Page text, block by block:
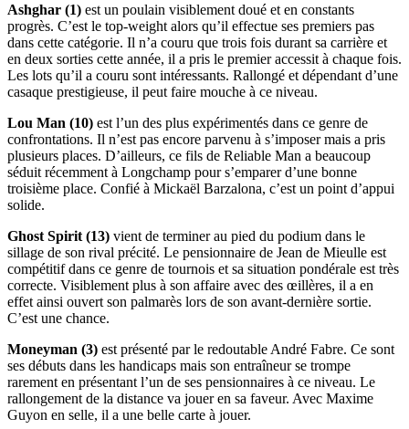
Ashghar (1) est un poulain visiblement doué et en constants
progrès. C’est le top-weight alors qu’il effectue ses premiers pas
dans cette catégorie. Il n’a couru que trois fois durant sa carrière et
en deux sorties cette année, il a pris le premier accessit à chaque fois.
Les lots qu’il a couru sont intéressants. Rallongé et dépendant d’une
casaque prestigieuse, il peut faire mouche à ce niveau.
Lou Man (10) est l’un des plus expérimentés dans ce genre de
confrontations. Il n’est pas encore parvenu à s’imposer mais a pris
plusieurs places. D’ailleurs, ce fils de Reliable Man a beaucoup
séduit récemment à Longchamp pour s’emparer d’une bonne
troisième place. Confié à Mickaël Barzalona, c’est un point d’appui
solide.
Ghost Spirit (13) vient de terminer au pied du podium dans le
sillage de son rival précité. Le pensionnaire de Jean de Mieulle est
compétitif dans ce genre de tournois et sa situation pondérale est très
correcte. Visiblement plus à son affaire avec des œillères, il a en
effet ainsi ouvert son palmarès lors de son avant-dernière sortie.
C’est une chance.
Moneyman (3) est présenté par le redoutable André Fabre. Ce sont
ses débuts dans les handicaps mais son entraîneur se trompe
rarement en présentant l’un de ses pensionnaires à ce niveau. Le
rallongement de la distance va jouer en sa faveur. Avec Maxime
Guyon en selle, il a une belle carte à jouer.